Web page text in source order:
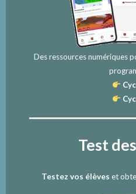
Des ressources numériques
Test
Testez vos élèves et